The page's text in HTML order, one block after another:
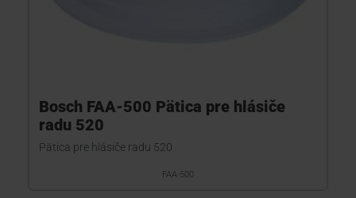
Bosch FAA-500 Pätica pre hlásiče
radu 520
Pätica pre hlásiče radu 520
FAA-500